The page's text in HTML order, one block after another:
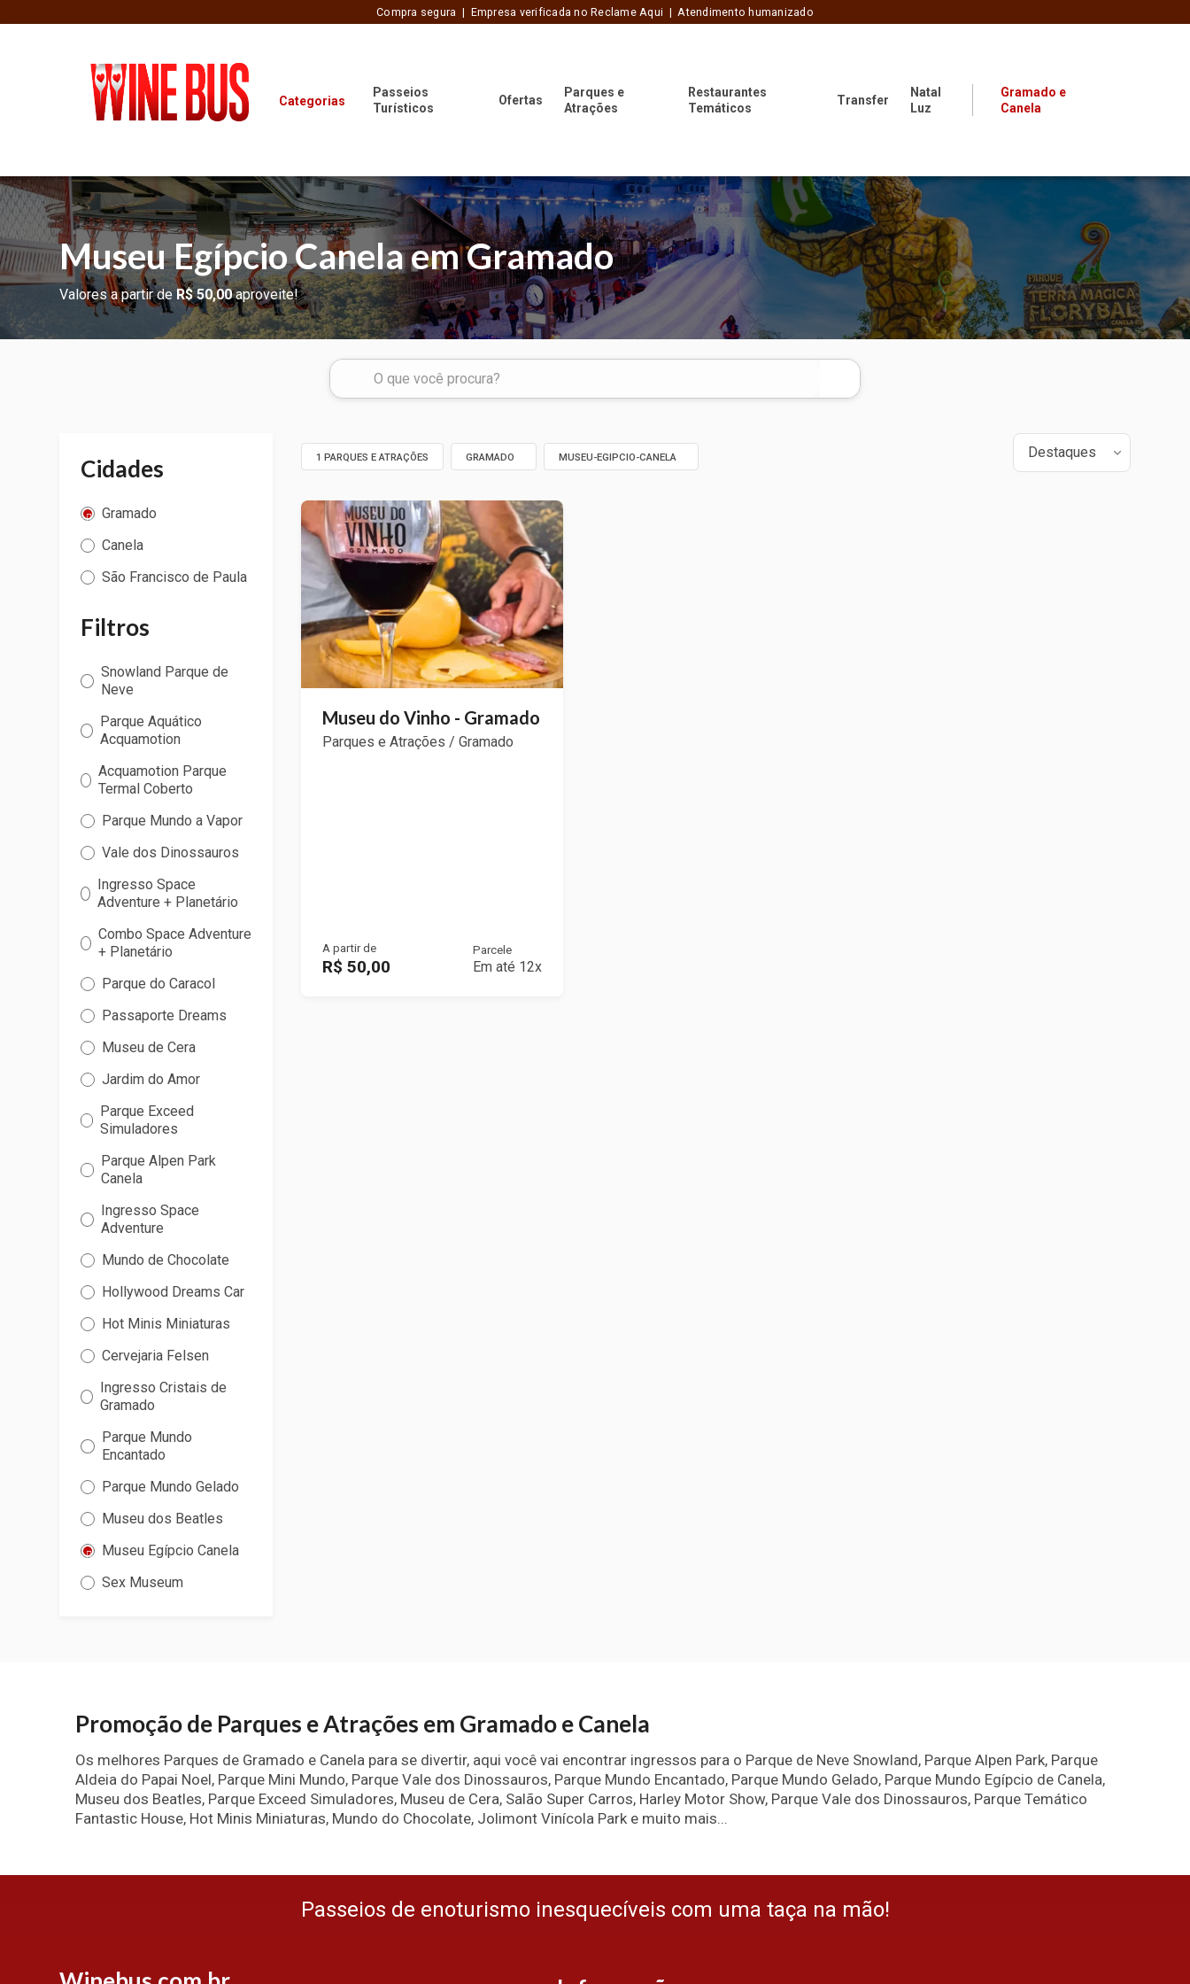
Compra segura | Empresa verificada no Reclame Aqui | Atendimento humanizado
Categorias
Passeios
Turísticos
Ofertas
Parques e
Atrações
Restaurantes
Temáticos
Transfer
Natal
Luz
Gramado e
Canela
Museu Egípcio Canela em Gramado
Valores a partir deR$ 50,00aproveite!
Cidades
Gramado
Canela
São Francisco de Paula
Filtros
Snowland Parque de
Neve
Parque Aquático
Acquamotion
Acquamotion Parque
Termal Coberto
Parque Mundo a Vapor
Vale dos Dinossauros
Ingresso Space
Adventure + Planetário
Combo Space Adventure
+ Planetário
Parque do Caracol
Passaporte Dreams
Museu de Cera
Jardim do Amor
Parque Exceed
Simuladores
Parque Alpen Park
Canela
Ingresso Space
Adventure
Mundo de Chocolate
Hollywood Dreams Car
Hot Minis Miniaturas
Cervejaria Felsen
Ingresso Cristais de
Gramado
Parque Mundo
Encantado
Parque Mundo Gelado
Museu dos Beatles
Museu Egípcio Canela
Sex Museum
1 PARQUES E ATRAÇÕES GRAMADO MUSEU-EGIPCIO-CANELA
Museu do Vinho - Gramado
Parques e Atrações / Gramado
A partir de
R$ 50,00
Parcele
Em até 12x
Promoção de Parques e Atrações em Gramado e Canela
Os melhores Parques de Gramado e Canela para se divertir, aqui você vai encontrar ingressos para o Parque de Neve Snowland, Parque Alpen Park, Parque
Aldeia do Papai Noel, Parque Mini Mundo, Parque Vale dos Dinossauros, Parque Mundo Encantado, Parque Mundo Gelado, Parque Mundo Egípcio de Canela,
Museu dos Beatles, Parque Exceed Simuladores, Museu de Cera, Salão Super Carros, Harley Motor Show, Parque Vale dos Dinossauros, Parque Temático
Fantastic House, Hot Minis Miniaturas, Mundo do Chocolate, Jolimont Vinícola Park e muito mais...
Passeios de enoturismo inesquecíveis com uma taça na mão!